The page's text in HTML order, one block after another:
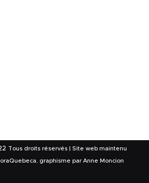
Tous droits réservés | Site web maintenu
graphisme par Anne Moncion